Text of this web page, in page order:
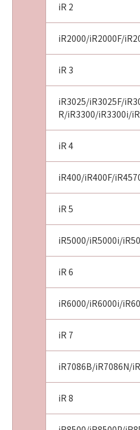
iR 2
iR2000/iR2000F/
iR 3
iR3025/iR3025F/
R/iR3300/iR3300i/
iR 4
iR400/iR400F/
iR 5
iR5000/iR5000i/
iR 6
iR6000/iR6000i/
iR 7
iR7086B/iR7086N/
iR 8